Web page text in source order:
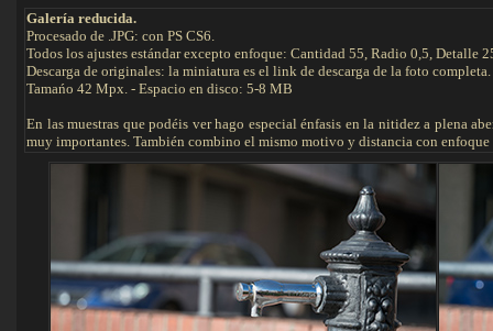
Galería reducida.
Procesado de .JPG: con PS CS6.
Todos los ajustes estándar excepto enfoque: Cantidad 55, Radio 0,5, Detalle
Descarga de originales: la miniatura es el link de descarga de la foto completa.
Tamańo 42 Mpx. - Espacio en disco: 5-8 MB
En las muestras que podéis ver hago especial énfasis en la nitidez a plena
muy importantes. También combino el mismo motivo y distancia con